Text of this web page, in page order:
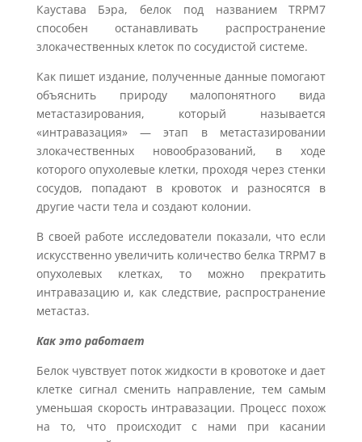
Каустава Бэра, белок под названием TRPM7
способен останавливать распространение
злокачественных клеток по сосудистой системе.
Как пишет издание, полученные данные помогают
объяснить природу малопонятного вида
метастазирования, который называется
«интравазация» — этап в метастазировании
злокачественных новообразований, в ходе
которого опухолевые клетки, проходя через стенки
сосудов, попадают в кровоток и разносятся в
другие части тела и создают колонии.
В своей работе исследователи показали, что если
искусственно увеличить количество белка TRPM7 в
опухолевых клетках, то можно прекратить
интравазацию и, как следствие, распространение
метастаз.
Как это работает
Белок чувствует поток жидкости в кровотоке и дает
клетке сигнал сменить направление, тем самым
уменьшая скорость интравазации. Процесс похож
на то, что происходит с нами при касании